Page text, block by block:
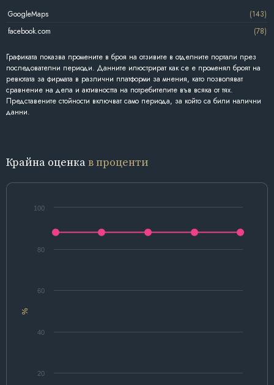
GoogleMaps
(143)
facebook.com
(78)
Графиката показва промените в броя на отзивите в отделните портали през
последователни периоди. Данните илюстрират как се е променял броят на
ревютата за фирмата в различни платформи за мнения, като позволяват
сравнение на дела и активността на потребителите във всяка от тях.
Представените стойности включват само периода, за който са били налични
данни.
Крайна оценкав проценти
%
20
40
60
80
100